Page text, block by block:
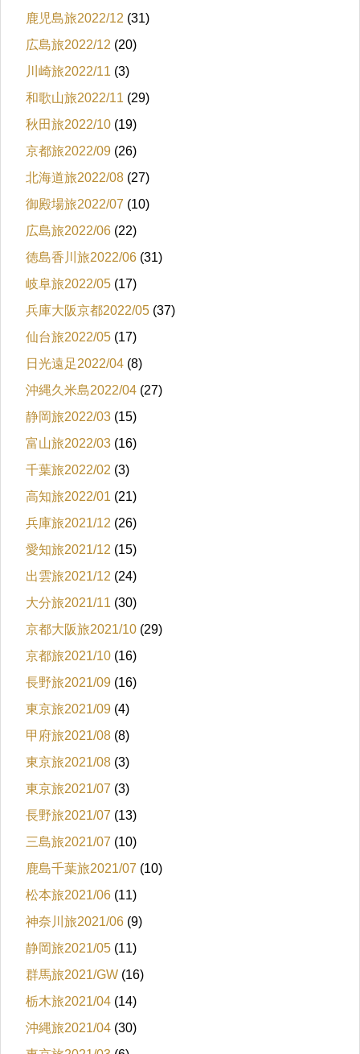
鹿児島旅2022/12 (31)
広島旅2022/12 (20)
川崎旅2022/11 (3)
和歌山旅2022/11 (29)
秋田旅2022/10 (19)
京都旅2022/09 (26)
北海道旅2022/08 (27)
御殿場旅2022/07 (10)
広島旅2022/06 (22)
徳島香川旅2022/06 (31)
岐阜旅2022/05 (17)
兵庫大阪京都2022/05 (37)
仙台旅2022/05 (17)
日光遠足2022/04 (8)
沖縄久米島2022/04 (27)
静岡旅2022/03 (15)
富山旅2022/03 (16)
千葉旅2022/02 (3)
高知旅2022/01 (21)
兵庫旅2021/12 (26)
愛知旅2021/12 (15)
出雲旅2021/12 (24)
大分旅2021/11 (30)
京都大阪旅2021/10 (29)
京都旅2021/10 (16)
長野旅2021/09 (16)
東京旅2021/09 (4)
甲府旅2021/08 (8)
東京旅2021/08 (3)
東京旅2021/07 (3)
長野旅2021/07 (13)
三島旅2021/07 (10)
鹿島千葉旅2021/07 (10)
松本旅2021/06 (11)
神奈川旅2021/06 (9)
静岡旅2021/05 (11)
群馬旅2021/GW (16)
栃木旅2021/04 (14)
沖縄旅2021/04 (30)